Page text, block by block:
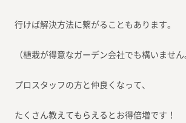
行けば解決方法に繋がることもあります。
（植栽が得意なガーデン会社でも構いません
プロスタッフの方と仲良くなって、
たくさん教えてもらえるとお得倍増です！